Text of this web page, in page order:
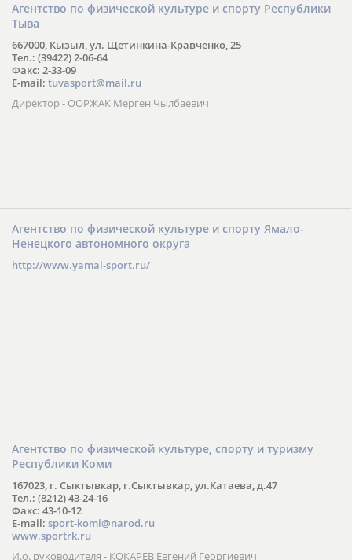
Агентство по физической культуре и спорту Республики
Тыва
667000, Кызыл, ул. Щетинкина-Кравченко, 25
Тел.: (39422) 2-06-64
Факс: 2-33-09
E-mail: tuvasport@mail.ru
Директор - ООРЖАК Мерген Чылбаевич
Агентство по физической культуре и спорту Ямало-
Ненецкого автономного округа
http://www.yamal-sport.ru/
Агентство по физической культуре, спорту и туризму
Республики Коми
167023, г. Сыктывкар, г.Сыктывкар, ул.Катаева, д.47
Тел.: (8212) 43-24-16
Факс: 43-10-12
E-mail: sport-komi@narod.ru
www.sportrk.ru
И.о. руководителя - КОКАРЕВ Евгений Георгиевич